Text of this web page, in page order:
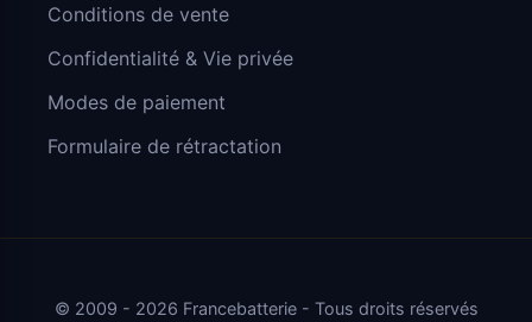
Conditions de vente
Confidentialité & Vie privée
Modes de paiement
Formulaire de rétractation
© 2009 - 2026 Francebatterie - Tous droits réservés